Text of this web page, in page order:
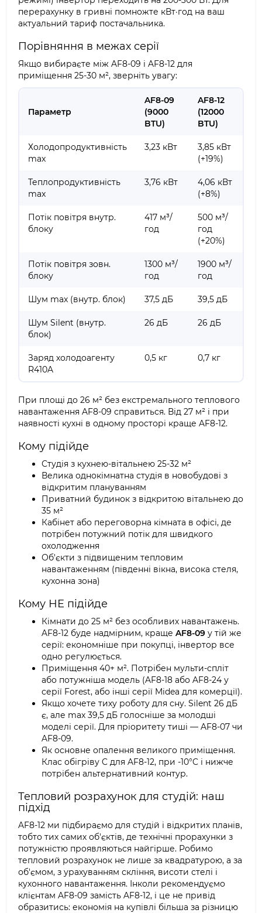
перерахунку в гривні помножте кВт·год на ваш
актуальний тариф постачальника.
Порівняння в межах серії
Якщо вибираєте між AF8-09 і AF8-12 для
приміщення 25-30 м², зверніть увагу:
Параметр
AF8-09
(9000
BTU)
AF8-12
(12000
BTU)
Холодопродуктивність
max
3,23 кВт
3,85 кВт
(+19%)
Теплопродуктивність
max
3,76 кВт
4,06 кВт
(+8%)
Потік повітря внутр.
блоку
417 м³/
год
500 м³/
год
(+20%)
Потік повітря зовн.
блоку
1300 м³/
год
1900 м³/
год
Шум max (внутр. блок) 37,5 дБ 39,5 дБ
Шум Silent (внутр.
блок)
26 дБ 26 дБ
Заряд холодоагенту
R410A
0,5 кг 0,7 кг
При площі до 26 м² без екстремального теплового
навантаження AF8-09 справиться. Від 27 м² і при
наявності кухні в одному просторі краще AF8-12.
Кому підійде
Студія з кухнею-вітальнею 25-32 м²
Велика однокімнатна студія в новобудові з
відкритим плануванням
Приватний будинок з відкритою вітальнею до
35 м²
Кабінет або переговорна кімната в офісі, де
потрібен потужний потік для швидкого
охолодження
Об'єкти з підвищеним тепловим
навантаженням (південні вікна, висока стеля,
кухонна зона)
Кому НЕ підійде
Кімнати до 25 м² без особливих навантажень.
AF8-12 буде надмірним, краще AF8-09 у тій же
серії: економніше при покупці, інвертор все
одно регулюється.
Приміщення 40+ м². Потрібен мульти-спліт
або потужніша модель (AF8-18 або AF8-24 у
серії Forest, або інші серії Midea для комерції).
Якщо хочете тиху роботу для сну. Silent 26 дБ
є, але max 39,5 дБ голосніше за молодші
моделі серії. Для пріоритету тиші — AF8-07 чи
AF8-09.
Як основне опалення великого приміщення.
Клас обігріву C для AF8-12, при -10°C і нижче
потрібен альтернативний контур.
Тепловий розрахунок для студій: наш
підхід
AF8-12 ми підбираємо для студій і відкритих планів,
тобто тих самих об'єктів, де технічні прорахунки з
потужністю проявляються найгірше. Робимо
тепловий розрахунок не лише за квадратурою, а за
об'ємом, з урахуванням скління, висоти стелі і
кухонного навантаження. Інколи рекомендуємо
клієнтам AF8-09 замість AF8-12, і це не привід
образитись: економія на купівлі більша за різницю